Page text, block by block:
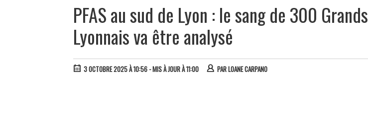
PFAS au sud de Lyon : le sang de 300 Grands
Lyonnais va être analysé
3 OCTOBRE 2025 À 10:56 - MIS À JOUR À 11:00 PARLOANE CARPANO